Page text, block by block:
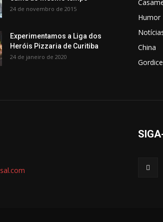
24 de novembro de 2015
Experimentamos a Liga dos
Heróis Pizzaria de Curitiba
24 de janeiro de 2020
Humor
China